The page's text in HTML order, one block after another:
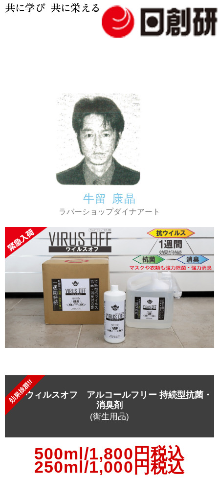
共に学び 共に栄える
牛留 康晶
ラバーショップダイナアート
ウィルスオフ アルコールフリー 持続型抗菌・
消臭剤
(衛生用品)
500ml/1,800円税込
250ml/1,000円税込
効果抜群!!